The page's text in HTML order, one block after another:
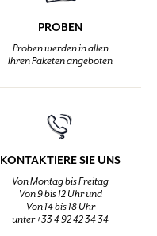
PROBEN
Proben werden in allen
Ihren Paketen angeboten
KONTAKTIERE SIE UNS
Von Montag bis Freitag
Von 9 bis 12 Uhr und
Von 14 bis 18 Uhr
unter +33 4 92 42 34 34